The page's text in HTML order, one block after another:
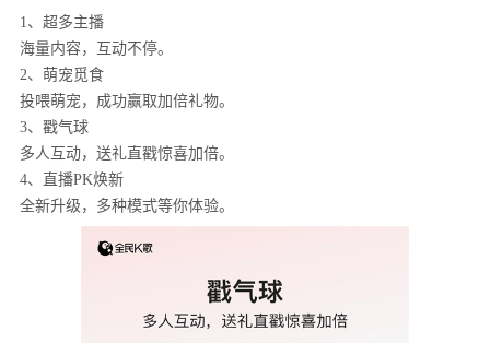
1、超多主播
海量内容，互动不停。
2、萌宠觅食
投喂萌宠，成功赢取加倍礼物。
3、戳气球
多人互动，送礼直戳惊喜加倍。
4、直播PK焕新
全新升级，多种模式等你体验。